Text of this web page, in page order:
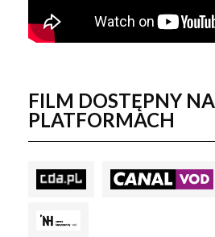
FILM DOSTĘPNY NA
PLATFORMACH